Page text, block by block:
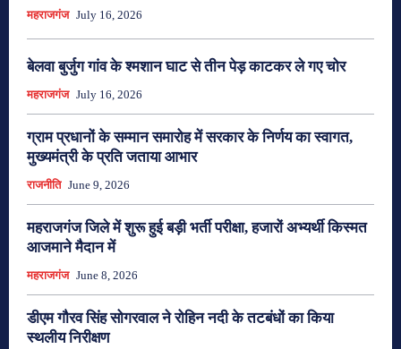
महराजगंज July 16, 2026
बेलवा बुर्जुग गांव के श्मशान घाट से तीन पेड़ काटकर ले गए चोर
महराजगंज July 16, 2026
ग्राम प्रधानों के सम्मान समारोह में सरकार के निर्णय का स्वागत,
मुख्यमंत्री के प्रति जताया आभार
राजनीति June 9, 2026
महराजगंज जिले में शुरू हुई बड़ी भर्ती परीक्षा, हजारों अभ्यर्थी किस्मत
आजमाने मैदान में
महराजगंज June 8, 2026
डीएम गौरव सिंह सोगरवाल ने रोहिन नदी के तटबंधों का किया
स्थलीय निरीक्षण